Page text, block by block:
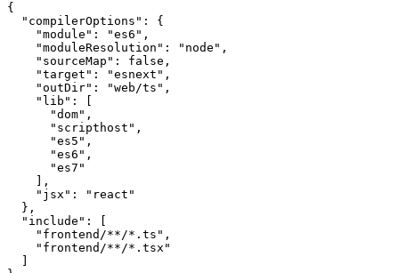
{
  "compilerOptions": {
    "module": "es6",
    "moduleResolution": "node",
    "sourceMap": false,
    "target": "esnext",
    "outDir": "web/ts",
    "lib": [
      "dom",
      "scripthost",
      "es5",
      "es6",
      "es7"
    ],
    "jsx": "react"
  },
  "include": [
    "frontend/**/*.ts",
    "frontend/**/*.tsx"